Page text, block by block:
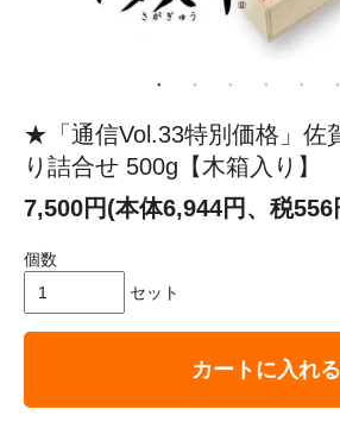
★「通信Vol.33特別価格」佐
り詰合せ 500g【木箱入り】
7,500円(本体6,944円、税556
個数
セット
カートに入れる